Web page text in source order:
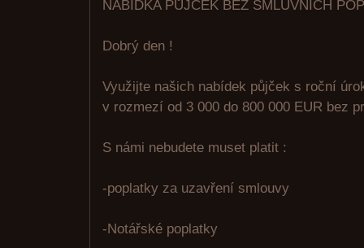
NABÍDKA PŮJČEK BEZ SMLUVNÍCH
Dobrý den !
Využijte našich nabídek půjček s roční
v rozmezí od 3 000 do 800 000 EUR bez
S námi nebudete muset platit :
-poplatky za uzavření smlouvy
-Notářské poplatky